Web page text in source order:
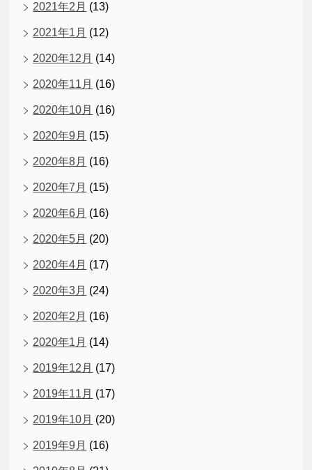
2021年2月 (13)
2021年1月 (12)
2020年12月 (14)
2020年11月 (16)
2020年10月 (16)
2020年9月 (15)
2020年8月 (16)
2020年7月 (15)
2020年6月 (16)
2020年5月 (20)
2020年4月 (17)
2020年3月 (24)
2020年2月 (16)
2020年1月 (14)
2019年12月 (17)
2019年11月 (17)
2019年10月 (20)
2019年9月 (16)